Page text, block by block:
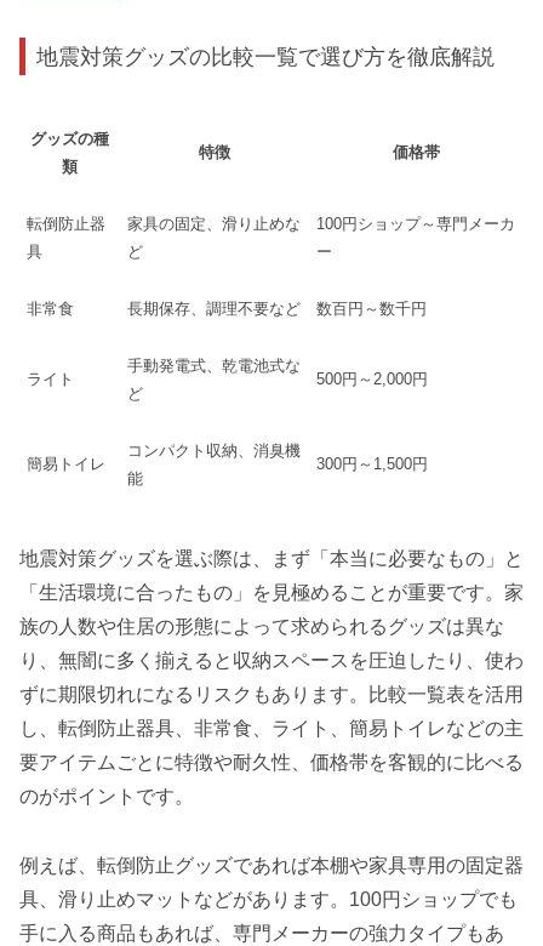
地震対策グッズの比較一覧で選び方を徹底解説
グッズの種
類
特徴 価格帯
転倒防止器
具
家具の固定、滑り止めな
ど
100円ショップ～専門メーカ
ー
非常食 長期保存、調理不要など 数百円～数千円
ライト
手動発電式、乾電池式な
ど
500円～2,000円
簡易トイレ
コンパクト収納、消臭機
能
300円～1,500円
地震対策グッズを選ぶ際は、まず「本当に必要なもの」と
「生活環境に合ったもの」を見極めることが重要です。家
族の人数や住居の形態によって求められるグッズは異な
り、無闇に多く揃えると収納スペースを圧迫したり、使わ
ずに期限切れになるリスクもあります。比較一覧表を活用
し、転倒防止器具、非常食、ライト、簡易トイレなどの主
要アイテムごとに特徴や耐久性、価格帯を客観的に比べる
のがポイントです。
例えば、転倒防止グッズであれば本棚や家具専用の固定器
具、滑り止めマットなどがあります。100円ショップでも
手に入る商品もあれば、専門メーカーの強力タイプもあ